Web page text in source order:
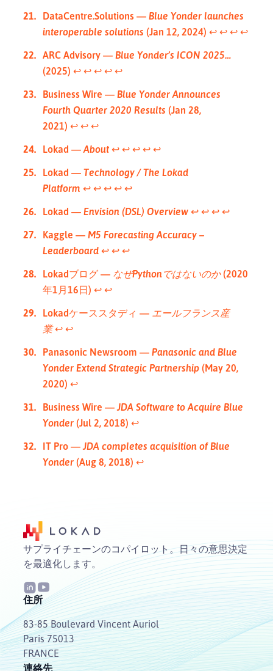
DataCentre.Solutions — Blue Yonder launches
interoperable solutions (Jan 12, 2024) ↩︎ ↩︎ ↩︎ ↩︎
ARC Advisory — Blue Yonder’s ICON 2025…
(2025) ↩︎ ↩︎ ↩︎ ↩︎ ↩︎
Business Wire — Blue Yonder Announces
Fourth Quarter 2020 Results (Jan 28,
2021) ↩︎ ↩︎ ↩︎
Lokad —About ↩︎ ↩︎ ↩︎ ↩︎ ↩︎
Lokad — Technology / The Lokad
Platform ↩︎ ↩︎ ↩︎ ↩︎ ↩︎
Lokad — Envision (DSL) Overview ↩︎ ↩︎ ↩︎ ↩︎
Kaggle — M5 Forecasting Accuracy –
Leaderboard ↩︎ ↩︎ ↩︎
Lokadブログ — なぜPythonではないのか(2020
年1月16日) ↩︎ ↩︎
Lokadケーススタディ — エールフランス産
業 ↩︎ ↩︎
Panasonic Newsroom — Panasonic and Blue
Yonder Extend Strategic Partnership (May 20,
2020) ↩︎
Business Wire —JDA Software to Acquire Blue
Yonder (Jul 2, 2018) ↩︎
IT Pro —JDA completes acquisition of Blue
Yonder (Aug 8, 2018) ↩︎
サプライチェーンのコパイロット。日々の意思決定
を最適化します。
住所
83-85 Boulevard Vincent Auriol
Paris 75013
FRANCE
連絡先